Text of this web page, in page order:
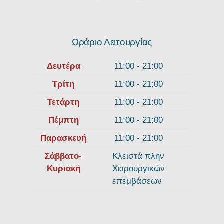
Ωράριο Λειτουργίας
Δευτέρα
11:00 - 21:00
Τρίτη
11:00 - 21:00
Τετάρτη
11:00 - 21:00
Πέμπτη
11:00 - 21:00
Παρασκευή
11:00 - 21:00
Σάββατο-
Κυριακή
Κλειστά πλην
Χειρουργικών
επεμβάσεων